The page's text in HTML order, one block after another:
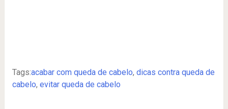
Tags:acabar com queda de cabelo, dicas contra queda de
cabelo, evitar queda de cabelo